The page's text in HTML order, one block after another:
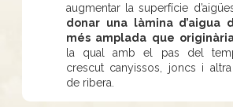
augmentar la superfície
donar una làmina d’aigua
més amplada que
la qual amb el pas del
crescut canyissos, joncs i
de ribera.